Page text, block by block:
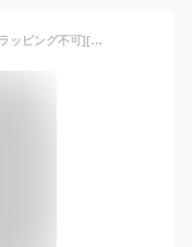
光る泥だんご簡単制作キット 3セット [ラッピング不可][代引不可][同梱不可]